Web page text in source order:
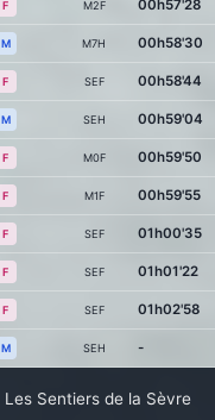
F M2F 00h57'28
M M7H 00h58'30
F SEF 00h58'44
M SEH 00h59'04
F M0F 00h59'50
F M1F 00h59'55
F SEF 01h00'35
F SEF 01h01'22
F SEF 01h02'58
M SEH -
Les Sentiers de la Sèvre